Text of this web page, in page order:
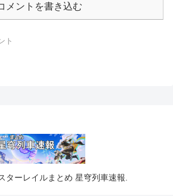
メントを書き込む
ト
ターレイルまとめ 星穹列車速報.